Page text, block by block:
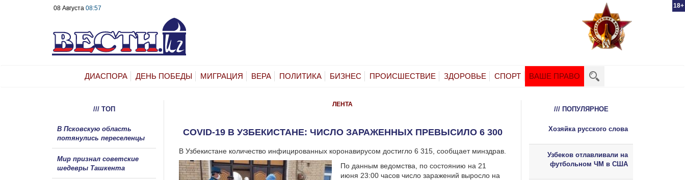
18+
08 Августа 08:57
ДИАСПОРА ДЕНЬ ПОБЕДЫ МИГРАЦИЯ ВЕРА ПОЛИТИКА БИЗНЕС ПРОИСШЕСТВИЕ ЗДОРОВЬЕ СПОРТ ВАШЕ ПРАВО
ЛЕНТА
COVID-19 В УЗБЕКИСТАНЕ: ЧИСЛО ЗАРАЖЕННЫХ ПРЕВЫСИЛО 6 300
В Узбекистане количество инфицированных коронавирусом достигло 6 315, сообщает минздрав.
По данным ведомства, по состоянию на 21
июня 23:00 часов число заражений выросло на
/// ТОП
В Псковскую область
потянулись переселенцы
Мир признал советские
шедевры Ташкента
/// ПОПУЛЯРНОЕ
Хозяйка русского слова
Узбеков отлавливали на
футбольном ЧМ в США